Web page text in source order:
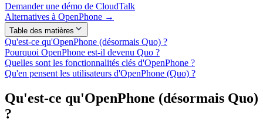
Demander une démo de CloudTalk
Alternatives à OpenPhone →
Table des matières
Qu'est-ce qu'OpenPhone (désormais Quo) ?
Pourquoi OpenPhone est-il devenu Quo ?
Quelles sont les fonctionnalités clés d'OpenPhone ?
Qu'en pensent les utilisateurs d'OpenPhone (Quo) ?
Qu'est-ce qu'OpenPhone (désormais Quo)
?